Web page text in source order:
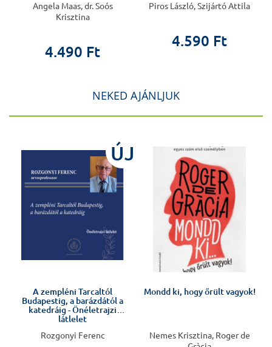
Angela Maas, dr. Soós
Krisztina
4.490 Ft
Piros László, Szijártó Attila
4.590 Ft
NEKED AJÁNLJUK
ÚJ
A zempléni Tarcaltól
Budapestig, a barázdától a
katedráig - Önéletrajzi
látlelet
Rozgonyi Ferenc
Mondd ki, hogy őrült vagyok!
Nemes Krisztina, Roger de